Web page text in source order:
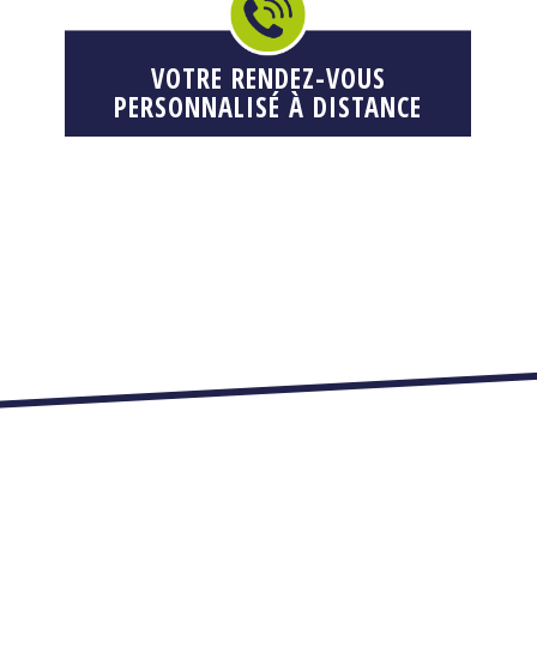
VOTRE RENDEZ-VOUS
PERSONNALISÉ À DISTANCE